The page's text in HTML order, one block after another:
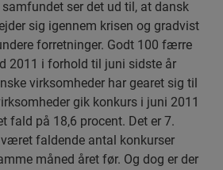
ser det ud til, at dansk
sig igennem krisen og gradvist
forretninger. Godt 100 færre
2011 i forhold til juni sidste år
virksomheder har gearet sig til
gik konkurs i juni 2011
fald på 18,6 procent. Det er 7.
faldende antal konkurser
måned året før. Og dog er der